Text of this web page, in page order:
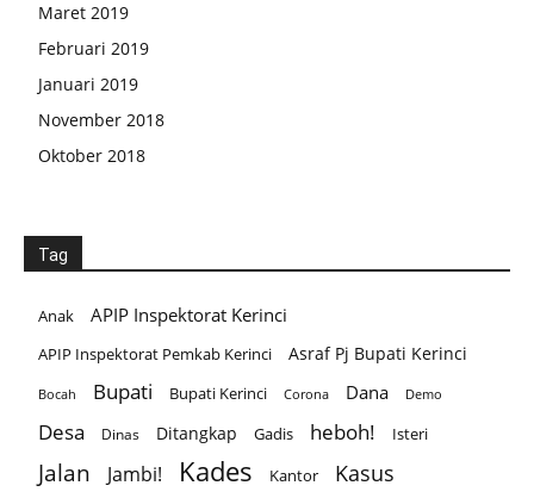
Maret 2019
Februari 2019
Januari 2019
November 2018
Oktober 2018
Tag
Anak APIP Inspektorat Kerinci
APIP Inspektorat Pemkab Kerinci Asraf Pj Bupati Kerinci
Bocah Bupati Bupati Kerinci Corona Dana Demo
Desa Dinas Ditangkap Gadis heboh! Isteri
Jalan Jambi! Kades Kantor Kasus